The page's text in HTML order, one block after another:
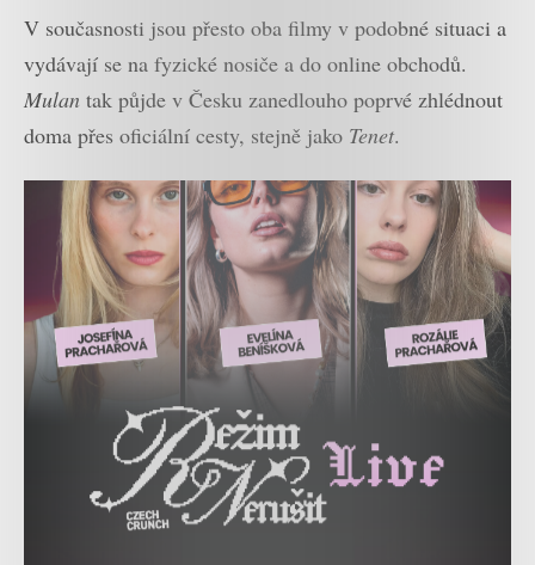
V současnosti jsou přesto oba filmy v podobné situaci a
vydávají se na fyzické nosiče a do online obchodů.
Mulan tak půjde v Česku zanedlouho poprvé zhlédnout
doma přes oficiální cesty, stejně jako Tenet.